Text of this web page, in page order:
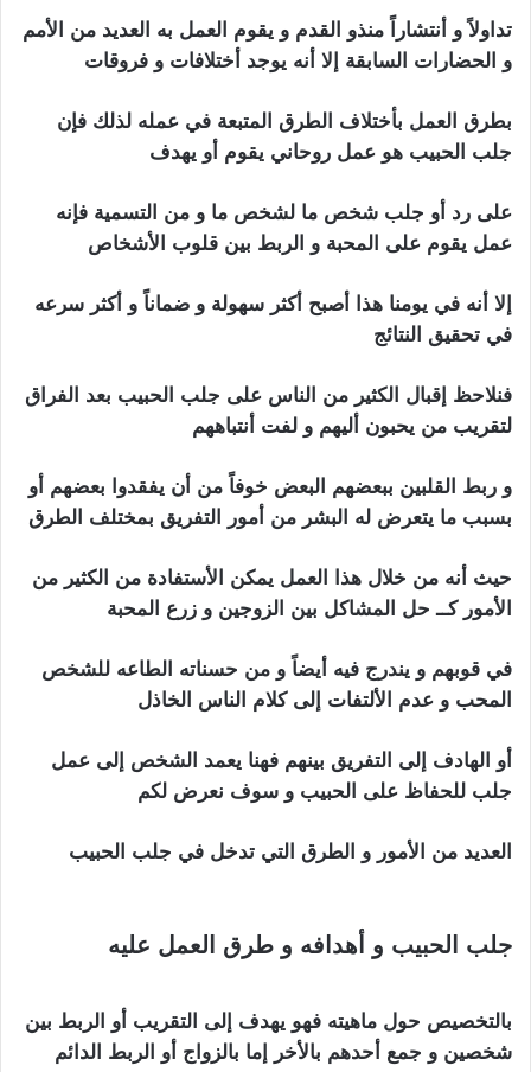
تداولاً و أنتشاراً منذو القدم و يقوم العمل به العديد من الأمم
و الحضارات السابقة إلا أنه يوجد أختلافات و فروقات
بطرق العمل بأختلاف الطرق المتبعة في عمله لذلك فإن
جلب الحبيب هو عمل روحاني يقوم أو يهدف
على رد أو جلب شخص ما لشخص ما و من التسمية فإنه
عمل يقوم على المحبة و الربط بين قلوب الأشخاص
إلا أنه في يومنا هذا أصبح أكثر سهولة و ضماناً و أكثر سرعه
في تحقيق النتائج
فنلاحظ إقبال الكثير من الناس على جلب الحبيب بعد الفراق
لتقريب من يحبون أليهم و لفت أنتباههم
و ربط القلبين ببعضهم البعض خوفاً من أن يفقدوا بعضهم أو
بسبب ما يتعرض له البشر من أمور التفريق بمختلف الطرق
حيث أنه من خلال هذا العمل يمكن الأستفادة من الكثير من
الأمور كــ حل المشاكل بين الزوجين و زرع المحبة
في قوبهم و يندرج فيه أيضاً و من حسناته الطاعه للشخص
المحب و عدم الألتفات إلى كلام الناس الخاذل
أو الهادف إلى التفريق بينهم فهنا يعمد الشخص إلى عمل
جلب للحفاظ على الحبيب و سوف نعرض لكم
العديد من الأمور و الطرق التي تدخل في جلب الحبيب
جلب الحبيب و أهدافه و طرق العمل عليه
بالتخصيص حول ماهيته فهو يهدف إلى التقريب أو الربط بين
شخصين و جمع أحدهم بالأخر إما بالزواج أو الربط الدائم